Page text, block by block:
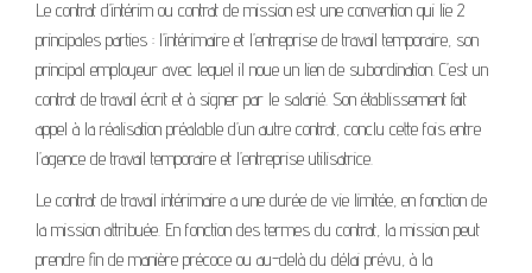
Le contrat d’intérim ou contrat de mission est une convention qui lie 2
principales parties : l’intérimaire et l’entreprise de travail temporaire, son
principal employeur avec lequel il noue un lien de subordination. C’est un
contrat de travail écrit et à signer par le salarié. Son établissement fait
appel à la réalisation préalable d’un autre contrat, conclu cette fois entre
l’agence de travail temporaire et l’entreprise utilisatrice.
Le contrat de travail intérimaire a une durée de vie limitée, en fonction de
la mission attribuée. En fonction des termes du contrat, la mission peut
prendre fin de manière précoce ou au-delà du délai prévu, à la